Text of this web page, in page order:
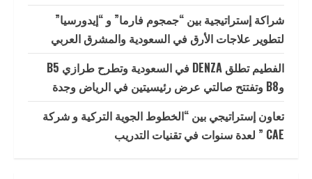
شراكة إستراتيجية بين “جمجوم فارما” و “إيدورسيا”
لتطوير علاجات الأرق في السعودية والمشرق العربي
الفطيم تطلق DENZA في السعودية وتطرح طرازي B5
وB8 وتفتتح صالتي عرض رئيسيتين في الرياض وجدة
تعاون إستراتيجي بين “الخطوط الجوية التركية و شركة
CAE ” لعدة سنوات في تقنيات التدريب